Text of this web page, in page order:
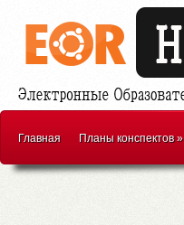
Главная Планы конспектов»